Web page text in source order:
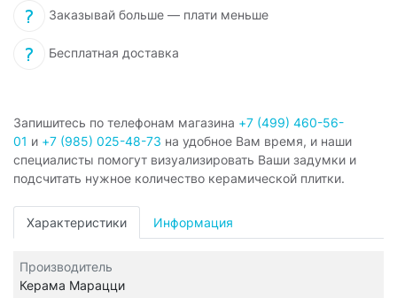
Заказывай больше — плати меньше
Бесплатная доставка
Запишитесь по телефонам магазина +7 (499) 460-56-
01 и +7 (985) 025-48-73 на удобное Вам время, и наши
специалисты помогут визуализировать Ваши задумки и
подсчитать нужное количество керамической плитки.
Характеристики Информация
Производитель
Керама Марацци